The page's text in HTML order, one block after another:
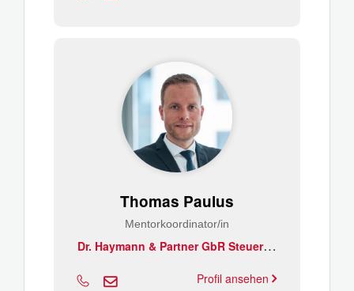
Thomas Paulus
Mentorkoordinator/in
D
r. Haymann & Partner GbR Steuerberater/Wirtschaftsprüfer
Profil ansehen